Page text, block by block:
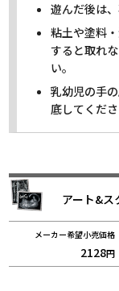
遊んだ後は
粘土や塗料
すると取れ
い。
乳幼児の手
底してくださ
アート&
2128円